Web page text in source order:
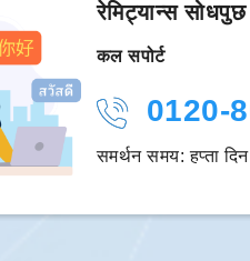
रेमिट्यान्स सोधपुछ
कल सपोर्ट
0120-
समर्थन समय: हप्ता